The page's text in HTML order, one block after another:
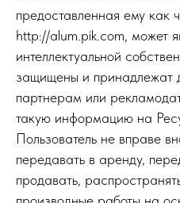
предоставленная ему как
http://alum.pik.com, может
интеллектуальной
защищены и принадлежат
партнерам или
такую информацию на
Пользователь не вправе
передавать в аренду,
продавать,